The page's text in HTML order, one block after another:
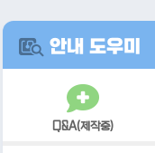
안내 도우미
Q&A(제작중)